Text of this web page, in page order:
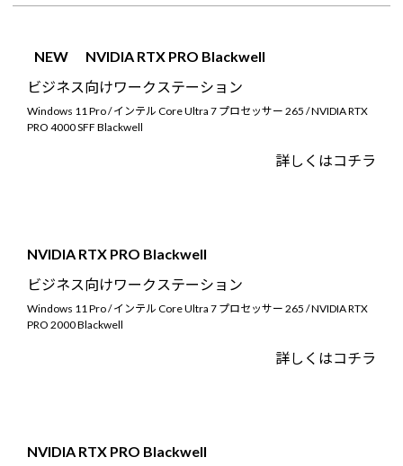
NEW
NVIDIA RTX PRO Blackwell
ビジネス向けワークステーション
Windows 11 Pro / インテル Core Ultra 7 プロセッサー 265 / NVIDIA RTX
PRO 4000 SFF Blackwell
詳しくはコチラ
NVIDIA RTX PRO Blackwell
ビジネス向けワークステーション
Windows 11 Pro / インテル Core Ultra 7 プロセッサー 265 / NVIDIA RTX
PRO 2000 Blackwell
詳しくはコチラ
NVIDIA RTX PRO Blackwell